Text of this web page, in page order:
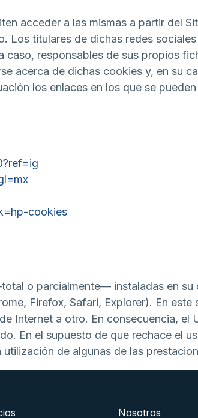
acceder a las mismas a partir del
Los titulares de dichas redes
responsables de sus propios
acerca de dichas cookies y, en su
los enlaces en los que se
cookies
o parcialmente— instaladas en
Firefox, Safari, Explorer). En
Internet a otro. En consecuencia, el
En el supuesto de que rechace el
de algunas de las
Nosotros